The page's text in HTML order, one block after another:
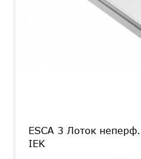
ESCA 3 Лоток
IEK